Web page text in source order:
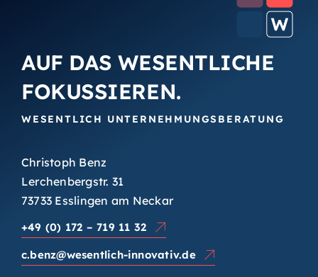
AUF DAS WESENTLICHE
FOKUSSIEREN.
WESENTLICH UNTERNEHMUNGSBERATUNG
Christoph Benz
Lerchenbergstr. 31
73733 Esslingen am Neckar
+49 (0) 172 – 719 11 32
c.benz@wesentlich-innovativ.de